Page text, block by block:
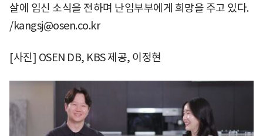
살에 임신 소식을 전하며 난임부부에게 희망을 주고 있다.
/kangsj@osen.co.kr
[사진] OSEN DB, KBS 제공, 이정현